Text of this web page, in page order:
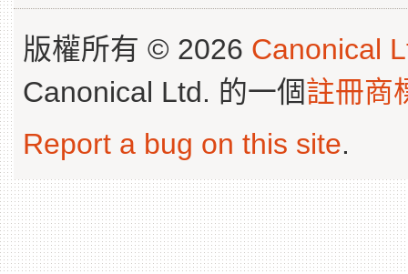
版權所有 © 2026 Canonical
Canonical Ltd. 的一個註冊商
Report a bug on this site.